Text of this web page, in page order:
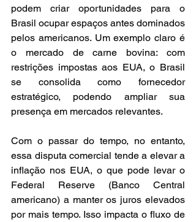
podem criar oportunidades para o
Brasil ocupar espaços antes dominados
pelos americanos. Um exemplo claro é
o mercado de carne bovina: com
restrições impostas aos EUA, o Brasil
se consolida como fornecedor
estratégico, podendo ampliar sua
presença em mercados relevantes.
Com o passar do tempo, no entanto,
essa disputa comercial tende a elevar a
inflação nos EUA, o que pode levar o
Federal Reserve (Banco Central
americano) a manter os juros elevados
por mais tempo. Isso impacta o fluxo de